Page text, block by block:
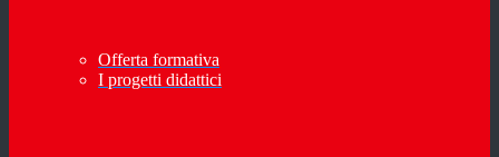
Offerta formativa
I progetti didattici